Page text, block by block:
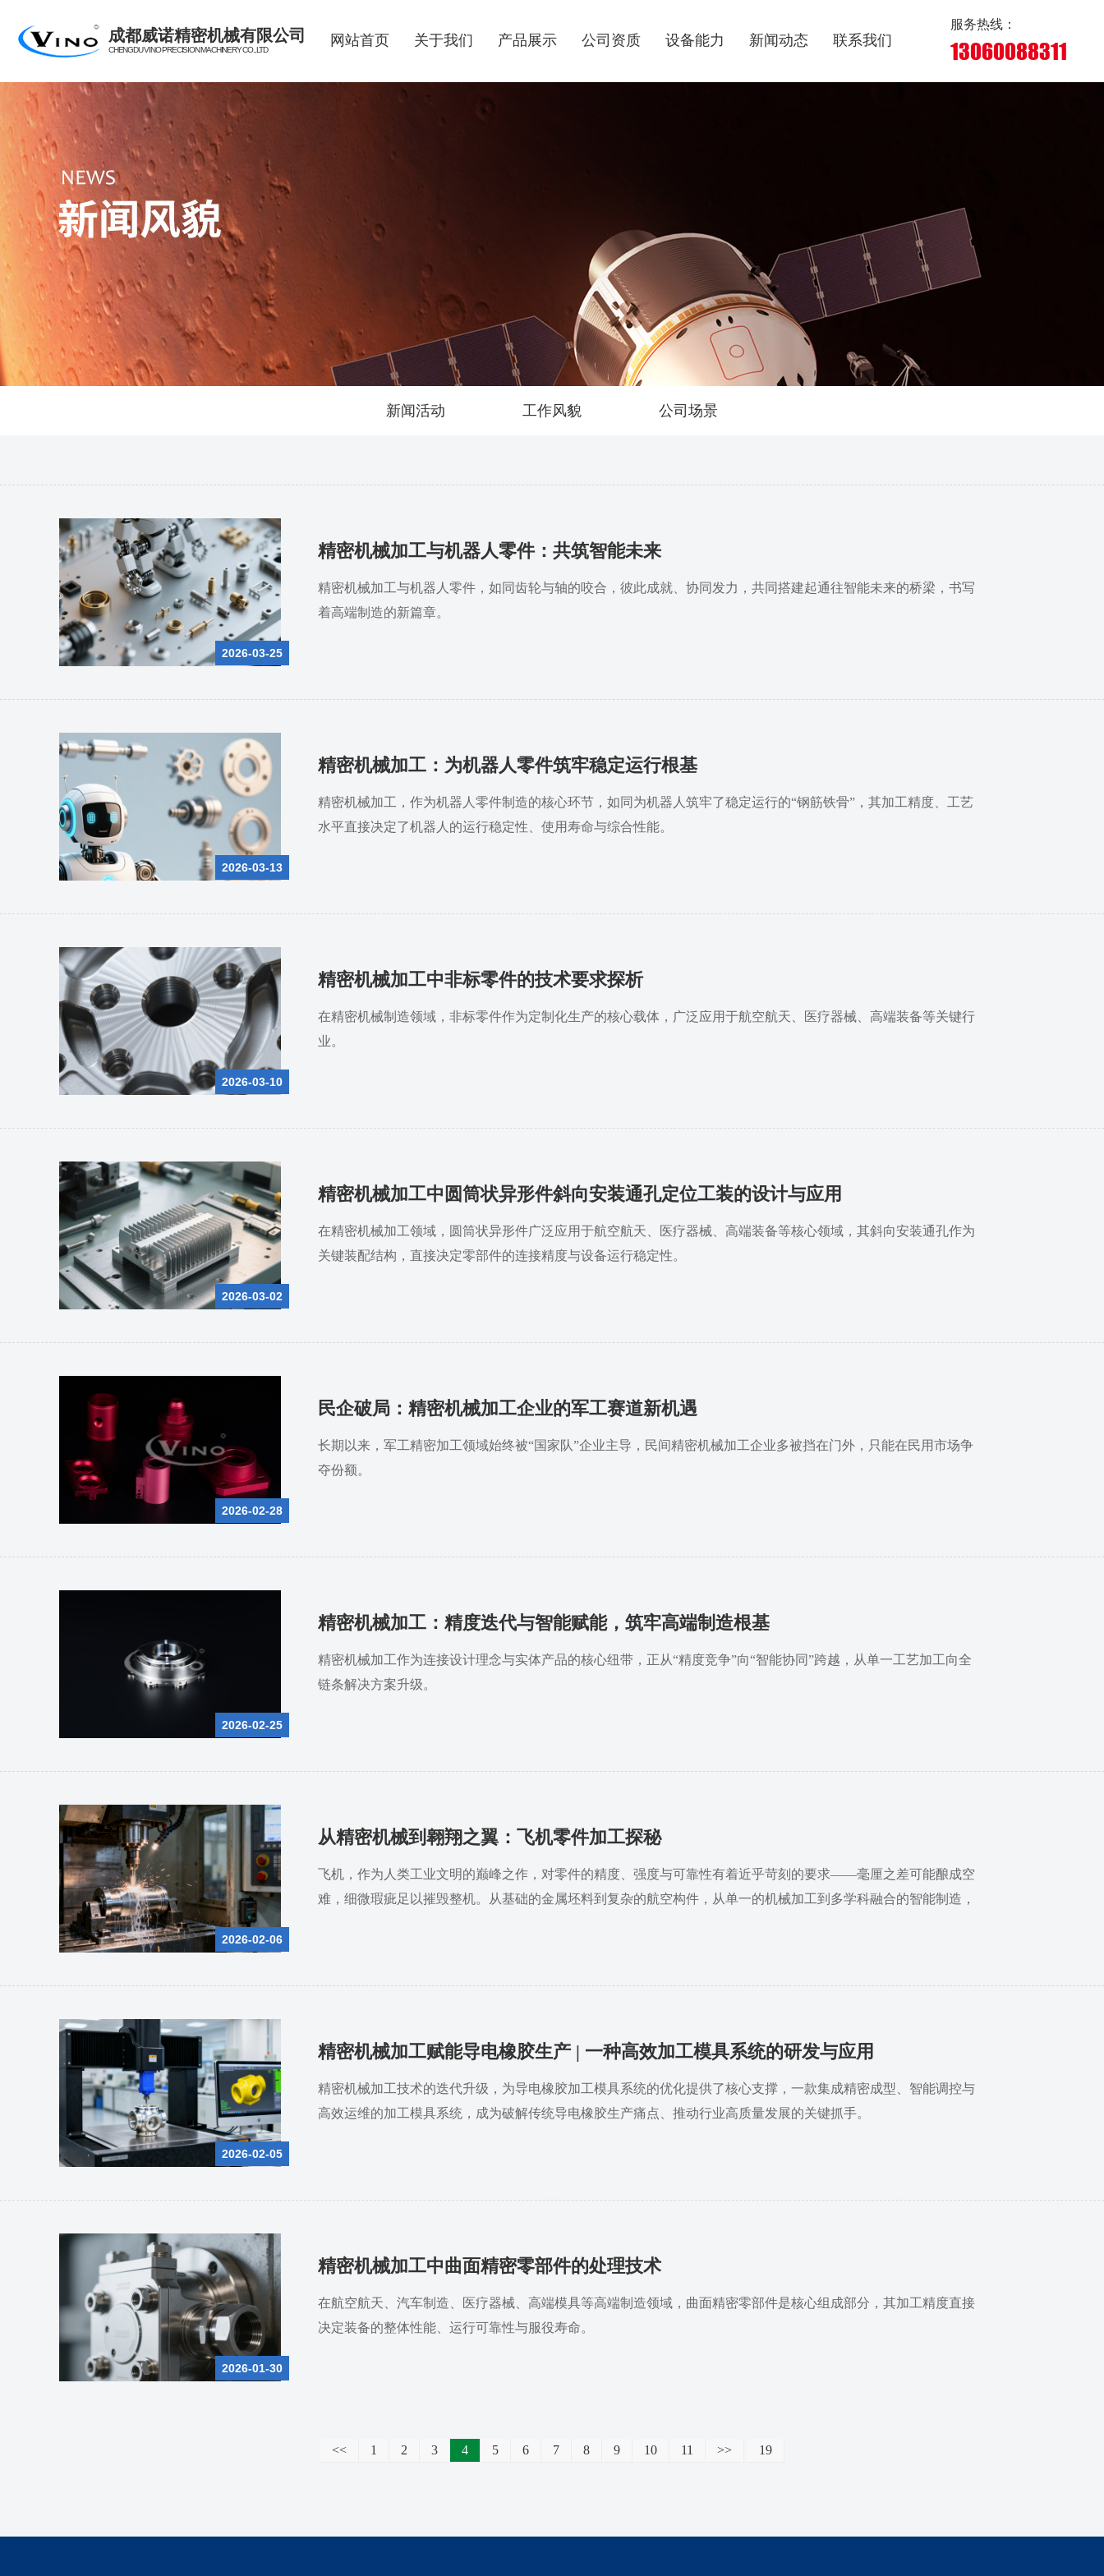
成都威诺精密机械有限公司
CHENGDU VINO PRECISION MACHINERY CO.,LTD
网站首页 关于我们 产品展示 公司资质 设备能力 新闻动态 联系我们
服务热线：
13060088311
新闻活动 工作风貌 公司场景
2026-03-25
精密机械加工与机器人零件：共筑智能未来
精密机械加工与机器人零件，如同齿轮与轴的咬合，彼此成就、协同发力，共同搭建起通往智能未来的桥梁，书写
着高端制造的新篇章。
2026-03-13
精密机械加工：为机器人零件筑牢稳定运行根基
精密机械加工，作为机器人零件制造的核心环节，如同为机器人筑牢了稳定运行的“钢筋铁骨”，其加工精度、工艺
水平直接决定了机器人的运行稳定性、使用寿命与综合性能。
2026-03-10
精密机械加工中非标零件的技术要求探析
在精密机械制造领域，非标零件作为定制化生产的核心载体，广泛应用于航空航天、医疗器械、高端装备等关键行
业。
2026-03-02
精密机械加工中圆筒状异形件斜向安装通孔定位工装的设计与应用
在精密机械加工领域，圆筒状异形件广泛应用于航空航天、医疗器械、高端装备等核心领域，其斜向安装通孔作为
关键装配结构，直接决定零部件的连接精度与设备运行稳定性。
2026-02-28
民企破局：精密机械加工企业的军工赛道新机遇
长期以来，军工精密加工领域始终被“国家队”企业主导，民间精密机械加工企业多被挡在门外，只能在民用市场争
夺份额。
2026-02-25
精密机械加工：精度迭代与智能赋能，筑牢高端制造根基
精密机械加工作为连接设计理念与实体产品的核心纽带，正从“精度竞争”向“智能协同”跨越，从单一工艺加工向全
链条解决方案升级。
2026-02-06
从精密机械到翱翔之翼：飞机零件加工探秘
飞机，作为人类工业文明的巅峰之作，对零件的精度、强度与可靠性有着近乎苛刻的要求——毫厘之差可能酿成空
难，细微瑕疵足以摧毁整机。从基础的金属坯料到复杂的航空构件，从单一的机械加工到多学科融合的智能制造，
2026-02-05
精密机械加工赋能导电橡胶生产 | 一种高效加工模具系统的研发与应用
精密机械加工技术的迭代升级，为导电橡胶加工模具系统的优化提供了核心支撑，一款集成精密成型、智能调控与
高效运维的加工模具系统，成为破解传统导电橡胶生产痛点、推动行业高质量发展的关键抓手。
2026-01-30
精密机械加工中曲面精密零部件的处理技术
在航空航天、汽车制造、医疗器械、高端模具等高端制造领域，曲面精密零部件是核心组成部分，其加工精度直接
决定装备的整体性能、运行可靠性与服役寿命。
<< 1 2 3 4 5 6 7 8 9 10 11 >> 19